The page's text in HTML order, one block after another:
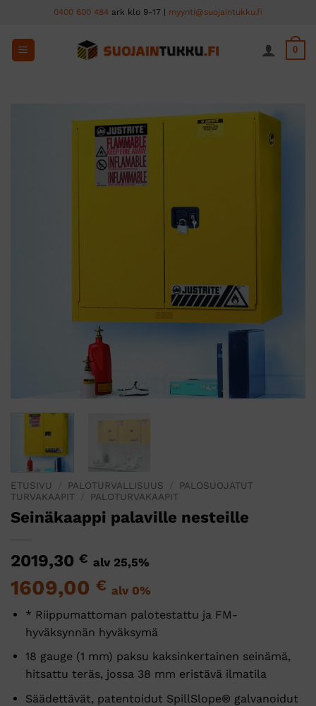
content
0400 600 484 ark klo 9-17 | myynti@suojaintukku.fi
0
ETUSIVU PALOTURVALLISUUS
PALOSUOJATUT
TURVAKAAPIT
PALOTURVAKAAPIT
Seinäkaappi palaville nesteille
2019,30 € alv 25,5%
1609,00 € alv 0%
* Riippumattoman palotestattu ja FM-
hyväksynnän hyväksymä
18 gauge (1 mm) paksu kaksinkertainen seinämä,
hitsattu teräs, jossa 38 mm eristävä ilmatila
Säädettävät, patentoidut SpillSlope® galvanoidut